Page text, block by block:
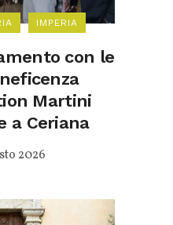
IMPERIA
con le
Martini
a Ceriana
2026